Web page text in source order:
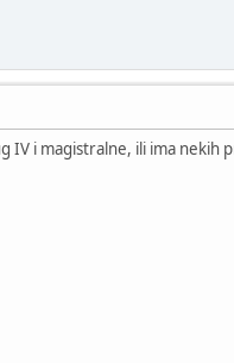
IV i magistralne, ili ima nekih